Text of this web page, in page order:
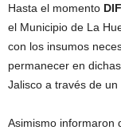
Hasta el momento
el Municipio de La
con los insumos
permanecer en
Jalisco a través de un
Asimismo informaron